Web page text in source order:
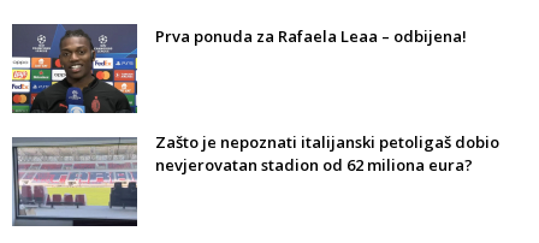
Prva ponuda za Rafaela Leaa – odbijena!
Zašto je nepoznati italijanski petoligaš dobio
nevjerovatan stadion od 62 miliona eura?